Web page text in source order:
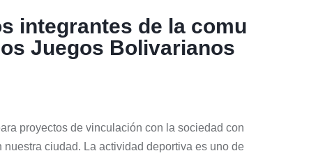
integrantes de la comu
Juegos Bolivarianos
proyectos de vinculación con la sociedad con
ciudad. La actividad deportiva es uno de